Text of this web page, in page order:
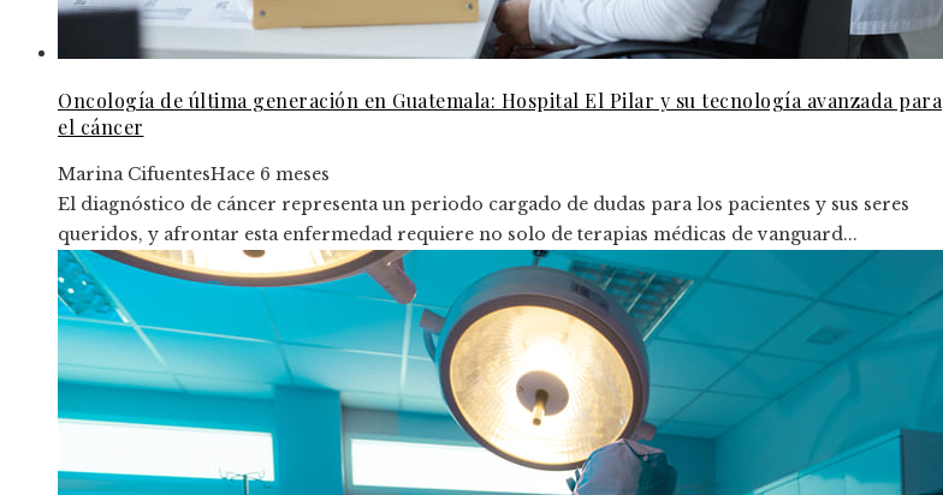
Oncología de última generación en Guatemala: Hospital El Pilar y su tecnología avanzada para
el cáncer
Marina CifuentesHace 6 meses
El diagnóstico de cáncer representa un periodo cargado de dudas para los pacientes y sus seres
queridos, y afrontar esta enfermedad requiere no solo de terapias médicas de vanguard...